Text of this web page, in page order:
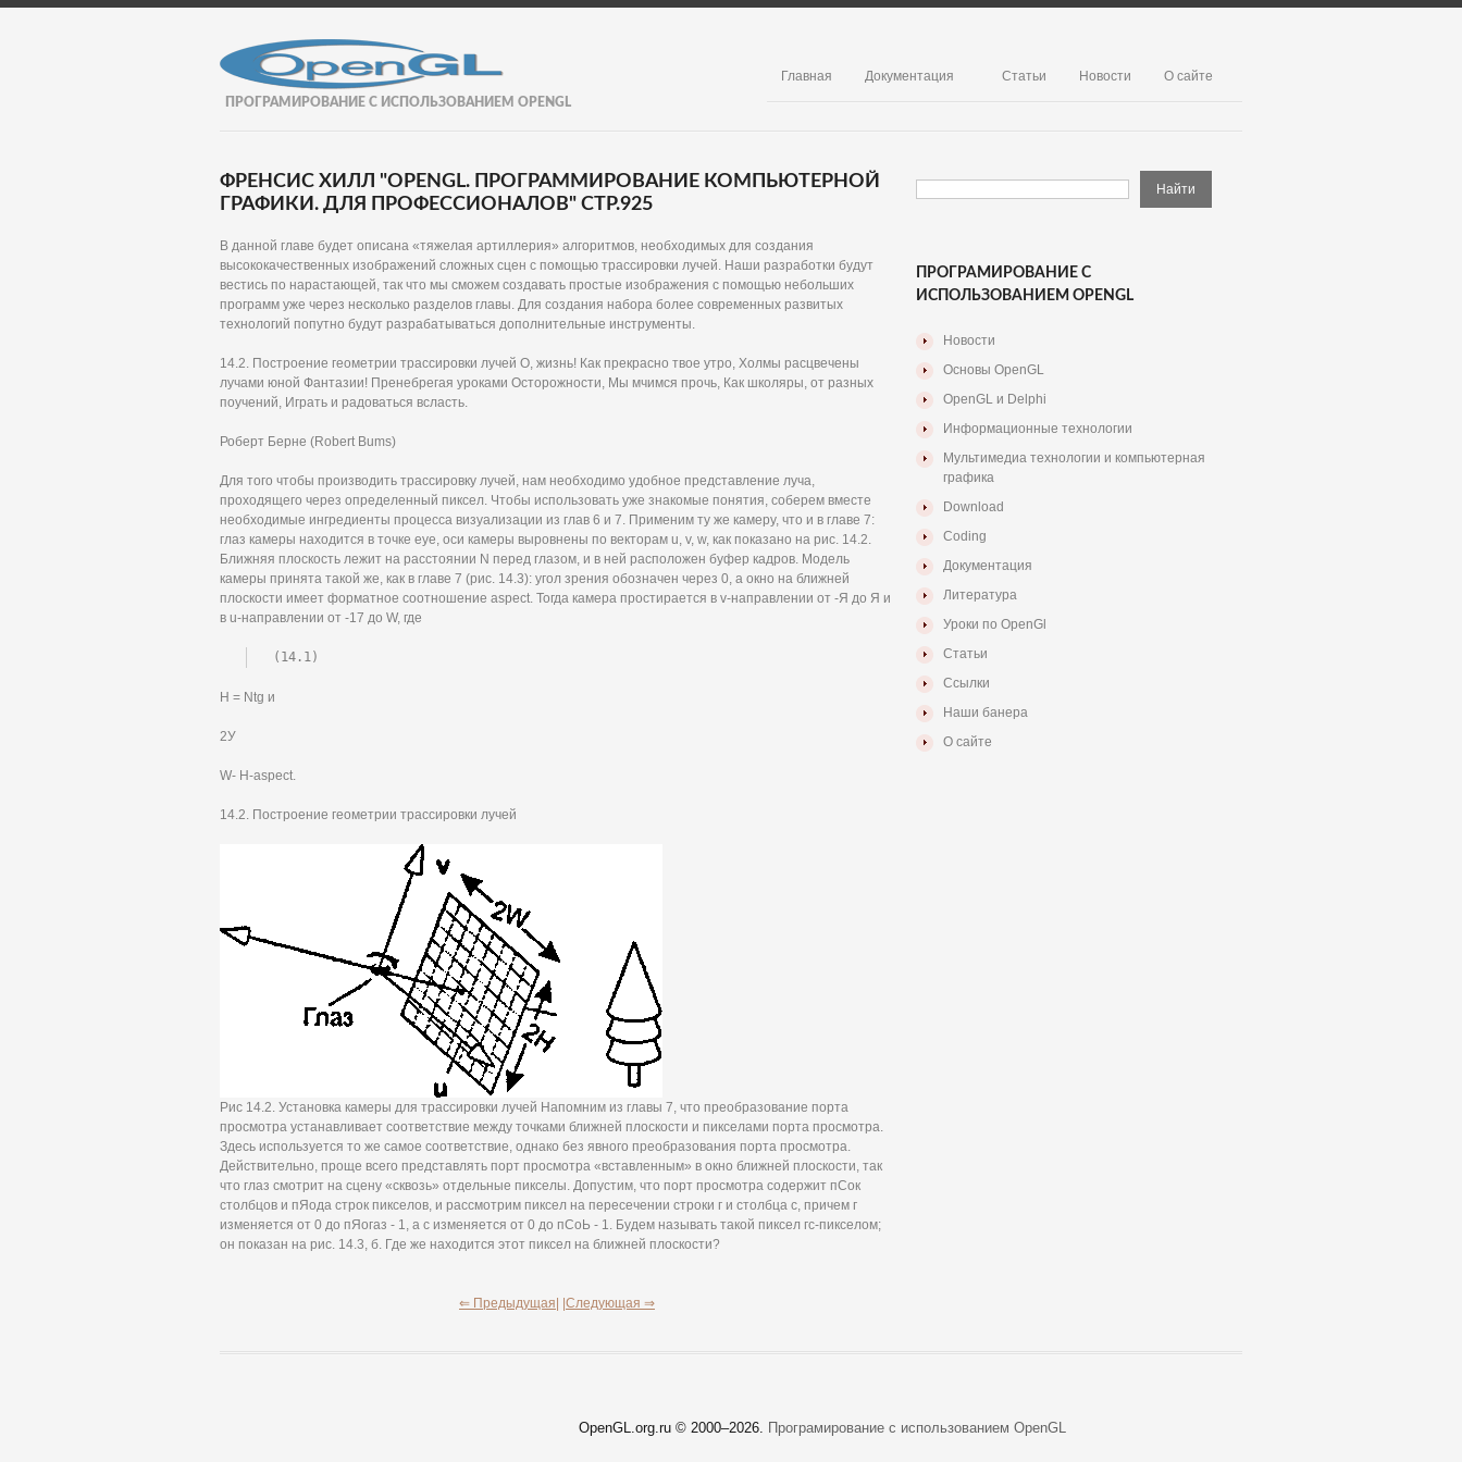
ПРОГРАМИРОВАНИЕ С ИСПОЛЬЗОВАНИЕМ OPENGL
Главная Документация Статьи Новости О сайте
ФРЕНСИС ХИЛЛ "OPENGL. ПРОГРАММИРОВАНИЕ КОМПЬЮТЕРНОЙ
ГРАФИКИ. ДЛЯ ПРОФЕССИОНАЛОВ" СТР.925
В данной главе будет описана «тяжелая артиллерия» алгоритмов, необходимых для создания
высококачественных изображений сложных сцен с помощью трассировки лучей. Наши разработки будут
вестись по нарастающей, так что мы сможем создавать простые изображения с помощью небольших
программ уже через несколько разделов главы. Для создания набора более современных развитых
технологий попутно будут разрабатываться дополнительные инструменты.
14.2. Построение геометрии трассировки лучей О, жизнь! Как прекрасно твое утро, Холмы расцвечены
лучами юной Фантазии! Пренебрегая уроками Осторожности, Мы мчимся прочь, Как школяры, от разных
поучений, Играть и радоваться всласть.
Роберт Берне (Robert Bums)
Для того чтобы производить трассировку лучей, нам необходимо удобное представление луча,
проходящего через определенный пиксел. Чтобы использовать уже знакомые понятия, соберем вместе
необходимые ингредиенты процесса визуализации из глав 6 и 7. Применим ту же камеру, что и в главе 7:
глаз камеры находится в точке eye, оси камеры выровнены по векторам u, v, w, как показано на рис. 14.2.
Ближняя плоскость лежит на расстоянии N перед глазом, и в ней расположен буфер кадров. Модель
камеры принята такой же, как в главе 7 (рис. 14.3): угол зрения обозначен через 0, а окно на ближней
плоскости имеет форматное соотношение aspect. Тогда камера простирается в v-направлении от -Я до Я и
в u-направлении от -17 до W, где
(14.1)
H = Ntg и
2У
W- Н-aspect.
14.2. Построение геометрии трассировки лучей
Рис 14.2. Установка камеры для трассировки лучей Напомним из главы 7, что преобразование порта
просмотра устанавливает соответствие между точками ближней плоскости и пикселами порта просмотра.
Здесь используется то же самое соответствие, однако без явного преобразования порта просмотра.
Действительно, проще всего представлять порт просмотра «вставленным» в окно ближней плоскости, так
что глаз смотрит на сцену «сквозь» отдельные пикселы. Допустим, что порт просмотра содержит пСок
столбцов и пЯода строк пикселов, и рассмотрим пиксел на пересечении строки г и столбца с, причем г
изменяется от 0 до пЯогаз - 1, а с изменяется от 0 до пСоЬ - 1. Будем называть такой пиксел гс-пикселом;
он показан на рис. 14.3, б. Где же находится этот пиксел на ближней плоскости?
⇐ Предыдущая| |Следующая ⇒
ПРОГРАМИРОВАНИЕ С
ИСПОЛЬЗОВАНИЕМ OPENGL
Новости
Основы OpenGL
OpenGL и Delphi
Информационные технологии
Мультимедиа технологии и компьютерная
графика
Download
Coding
Документация
Литература
Уроки по OpenGl
Статьи
Ссылки
Наши банера
О сайте
OpenGL.org.ru © 2000–2026. Програмирование с использованием OpenGL